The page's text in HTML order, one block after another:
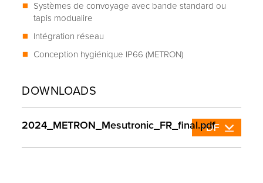
Systèmes de convoyage avec bande standard ou
tapis modualire
Intégration réseau
Conception hygiénique IP66 (METRON)
DOWNLOADS
2024_METRON_Mesutronic_FR_final.pdf